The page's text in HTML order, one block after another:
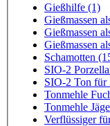
Gießhilfe (1)
Gießmassen
Gießmassen
Gießmassen
Schamotten
SIO-2
SIO-2 Ton
Tonmehle
Tonmehle
Verflüssiger